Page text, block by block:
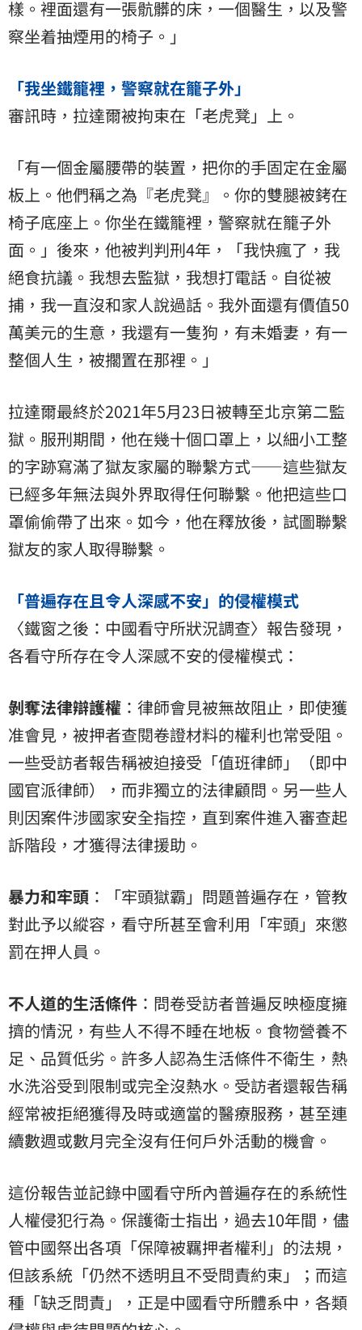
樣。裡面還有一張骯髒的床，一個醫生，以及警
察坐着抽煙用的椅子。」
「我坐鐵籠裡，警察就在籠子外」
審訊時，拉達爾被拘束在「老虎凳」上。
「有一個金屬腰帶的裝置，把你的手固定在金屬
板上。他們稱之為『老虎凳』。你的雙腿被銬在
椅子底座上。你坐在鐵籠裡，警察就在籠子外
面。」後來，他被判判刑4年，「我快瘋了，我
絕食抗議。我想去監獄，我想打電話。自從被
捕，我一直沒和家人說過話。我外面還有價值50
萬美元的生意，我還有一隻狗，有未婚妻，有一
整個人生，被擱置在那裡。」
拉達爾最終於2021年5月23日被轉至北京第二監
獄。服刑期間，他在幾十個口罩上，以細小工整
的字跡寫滿了獄友家屬的聯繫方式——這些獄友
已經多年無法與外界取得任何聯繫。他把這些口
罩偷偷帶了出來。如今，他在釋放後，試圖聯繫
獄友的家人取得聯繫。
「普遍存在且令人深感不安」的侵權模式
〈鐵窗之後：中國看守所狀況調查〉報告發現，
各看守所存在令人深感不安的侵權模式：
剝奪法律辯護權 ：律師會見被無故阻止，即使獲
准會見，被押者查閱卷證材料的權利也常受阻。
一些受訪者報告稱被迫接受「值班律師」（即中
國官派律師），而非獨立的法律顧問。另一些人
則因案件涉國家安全指控，直到案件進入審查起
訴階段，才獲得法律援助。
暴力和牢頭 ：「牢頭獄霸」問題普遍存在，管教
對此予以縱容，看守所甚至會利用「牢頭」來懲
罰在押人員。
不人道的生活條件 ：問卷受訪者普遍反映極度擁
擠的情況，有些人不得不睡在地板。食物營養不
足、品質低劣。許多人認為生活條件不衛生，熱
水洗浴受到限制或完全沒熱水。受訪者還報告稱
經常被拒絕獲得及時或適當的醫療服務，甚至連
續數週或數月完全沒有任何戶外活動的機會。
這份報告並記錄中國看守所內普遍存在的系統性
人權侵犯行為。保護衛士指出，過去10年間，儘
管中國祭出各項「保障被羈押者權利」的法規，
但該系統「仍然不透明且不受問責約束」；而這
種「缺乏問責」，正是中國看守所體系中，各類